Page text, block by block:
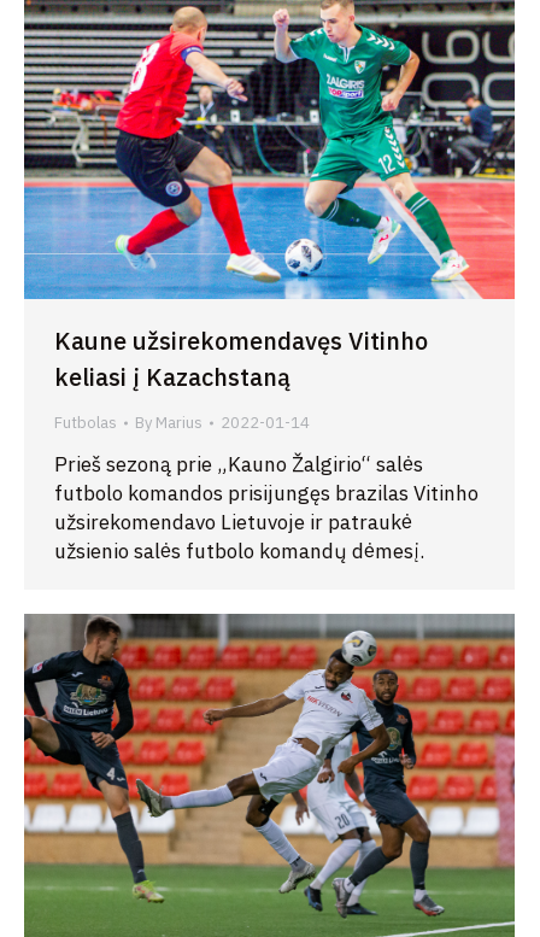
Kaune užsirekomendavęs Vitinho
keliasi į Kazachstaną
Futbolas By Marius 2022-01-14
Prieš sezoną prie „Kauno Žalgirio“ salės
futbolo komandos prisijungęs brazilas Vitinho
užsirekomendavo Lietuvoje ir patraukė
užsienio salės futbolo komandų dėmesį.